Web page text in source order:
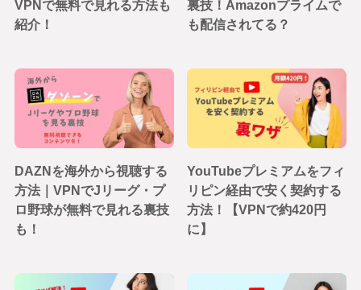
VPNで無料で見れる方法も
紹介！
裏技！Amazonプライムで
も配信されてる？
DAZNを海外から視聴する
方法｜VPNでJリーグ・プ
ロ野球が無料で見れる裏技
も！
YouTubeプレミアムをフィ
リピン経由で安く契約する
方法！【VPNで約420円
に】